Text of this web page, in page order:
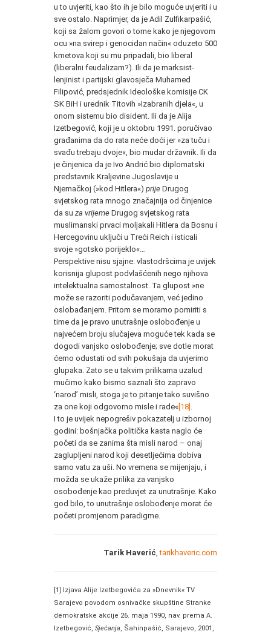
u to uvjeriti, kao što ih je bilo moguće uvjeriti i u
sve ostalo. Naprimjer, da je Adil Zulfikarpašić,
koji sa žalom govori o tome kako je njegovom
ocu »na svirep i genocidan način« oduzeto 500
kmetova koji su mu pripadali, bio liberal
(liberalni feudalizam?). Ili da je marksist-
lenjinist i partijski glavosječa Muhamed
Filipović, predsjednik Ideološke komisije CK
SK BiH i urednik Titovih »Izabranih djela«, u
onom sistemu bio disident. Ili da je Alija
Izetbegović, koji je u oktobru 1991. poručivao
građanima da do rata neće doći jer »za tuču i
svađu trebaju dvoje«, bio mudar državnik. Ili da
je činjenica da je Ivo Andrić bio diplomatski
predstavnik Kraljevine Jugoslavije u
Njemačkoj (»kod Hitlera«) prije Drugog
svjetskog rata mnogo značajnija od činjenice
da su za vrijeme Drugog svjetskog rata
muslimanski prvaci moljakali Hitlera da Bosnu i
Hercegovinu uključi u Treći Reich i isticali
svoje »gotsko porijeklo«…
Perspektive nisu sjajne: vlastodršcima je uvijek
korisnija glupost podvlašćenih nego njihova
intelektualna samostalnost. Ta glupost »ne
može se razoriti podučavanjem, već jedino
oslobađanjem. Pritom se moramo pomiriti s
time da je pravo unutrašnje oslobođenje u
najvećem broju slučajeva moguće tek kada se
dogodi vanjsko oslobođenje; sve dotle morat
ćemo odustati od svih pokušaja da uvjerimo
glupaka. Zato se u takvim prilikama uzalud
mučimo kako bismo saznali što zapravo
‘narod’ misli, stoga je to pitanje tako suvišno
za one koji odgovorno misle i rade« [18]
I to je uvijek nepogrešiv pokazatelj u izbornoj
godini: bošnjačka politička kasta naglo će
početi da se zanima šta misli narod – onaj
zaglupljeni narod koji desetljećima dobiva
samo vatu za uši. No vremena se mijenjaju, i
možda se ukaže prilika za vanjsko
osobođenje kao preduvjet za unutrašnje. Kako
god bilo, to unutrašnje oslobođenje morat će
početi promjenom paradigme.
Tarik Haverić tarikhaveric.com
[1] Izjava Alije Izetbegovića za »Dnevnik« TV
Sarajevo povodom osnivačke skupštine Stranke
demokratske akcije 26. maja 1990, nav. prema A.
Izetbegović, Sjećanja, Šahinpašić, Sarajevo, 2001,